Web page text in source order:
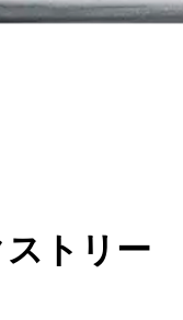
トリー